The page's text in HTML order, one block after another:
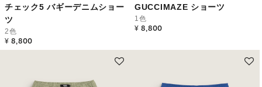
チェック5 バギーデニムショー
ツ
2色
¥ 8,800
GUCCIMAZE ショーツ
1色
¥ 8,800